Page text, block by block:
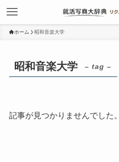
ホーム 昭和音楽大学
昭和音楽大学 – tag –
記事が見つかりませんでした。